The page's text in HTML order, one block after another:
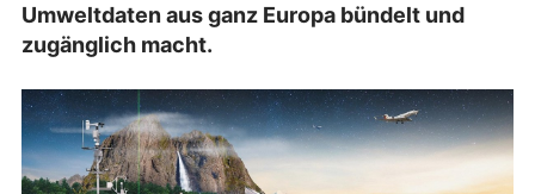
Umweltdaten aus ganz Europa bündelt und
zugänglich macht.